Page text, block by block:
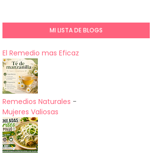
MI LISTA DE BLOGS
El Remedio mas Eficaz
Remedios Naturales -
Mujeres Valiosas